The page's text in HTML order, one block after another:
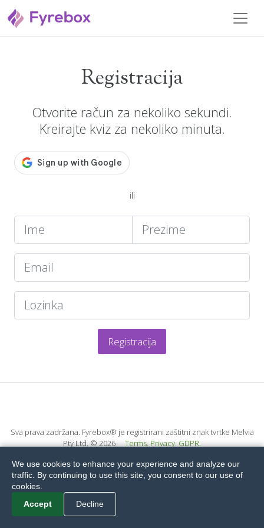
Registracija
Otvorite račun za nekoliko sekundi.
Kreirajte kviz za nekoliko minuta.
ili
Registracija
Sva prava zadržana. Fyrebox® je registrirani zaštitni znak tvrtke Melvia
Pty Ltd.© 2026 Terms.Privacy.GDPR.
We use cookies to enhance your experience and analyze our
traffic. By continuing to use this site, you consent to our use of
cookies.
Accept
Decline